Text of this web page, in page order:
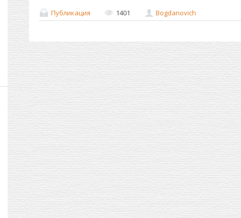
Публикация 1401 Bogdanovich